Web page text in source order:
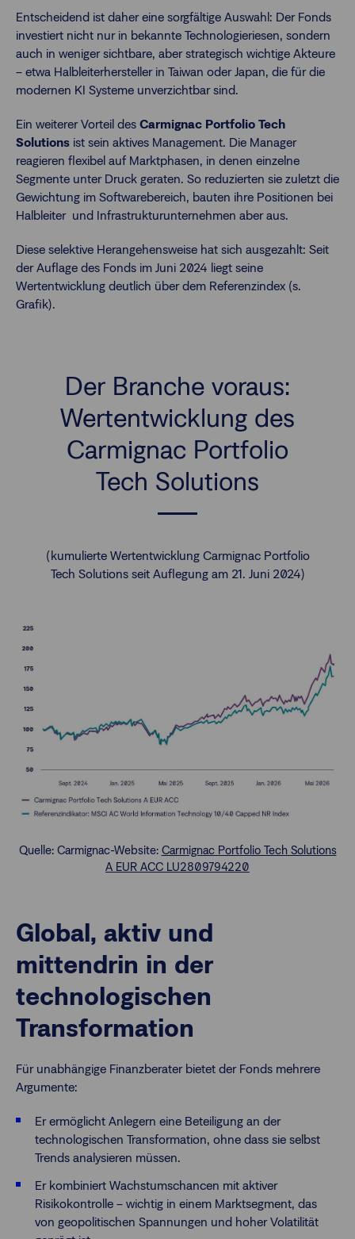
Entscheidend ist daher eine sorgfältige Auswahl: Der Fonds
investiert nicht nur in bekannte Technologieriesen, sondern
auch in weniger sichtbare, aber strategisch wichtige Akteure
– etwa Halbleiterhersteller in Taiwan oder Japan, die für die
modernen KI Systeme unverzichtbar sind.
Ein weiterer Vorteil des Carmignac Portfolio Tech
Solutions ist sein aktives Management. Die Manager
reagieren flexibel auf Marktphasen, in denen einzelne
Segmente unter Druck geraten. So reduzierten sie zuletzt die
Gewichtung im Softwarebereich, bauten ihre Positionen bei
Halbleiter und Infrastrukturunternehmen aber aus.
Diese selektive Herangehensweise hat sich ausgezahlt: Seit
der Auflage des Fonds im Juni 2024 liegt seine
Wertentwicklung deutlich über dem Referenzindex (s.
Grafik).
Der Branche voraus:
Wertentwicklung des
Carmignac Portfolio
Tech Solutions
(kumulierte Wertentwicklung Carmignac Portfolio
Tech Solutions seit Auflegung am 21. Juni 2024)
Quelle: Carmignac-Website: Carmignac Portfolio Tech Solutions
A EUR ACC LU2809794220
Global, aktiv und
mittendrin in der
technologischen
Transformation
Für unabhängige Finanzberater bietet der Fonds mehrere
Argumente:
Er ermöglicht Anlegern eine Beteiligung an der
technologischen Transformation, ohne dass sie selbst
Trends analysieren müssen.
Er kombiniert Wachstumschancen mit aktiver
Risikokontrolle – wichtig in einem Marktsegment, das
von geopolitischen Spannungen und hoher Volatilität